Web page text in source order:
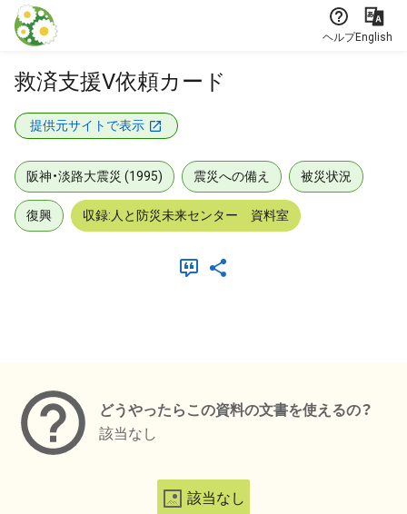
本文に飛ぶ
ヘルプEnglish
救済支援V依頼カード
提供元サイトで表示
阪神・淡路大震災 (1995) 震災への備え 被災状況
復興 収録:人と防災未来センター 資料室
どうやったらこの資料の文書を使えるの？
該当なし
該当なし